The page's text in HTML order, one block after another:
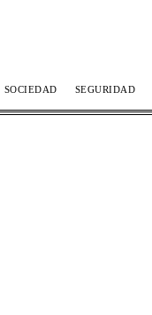
SOCIEDAD SEGURIDAD